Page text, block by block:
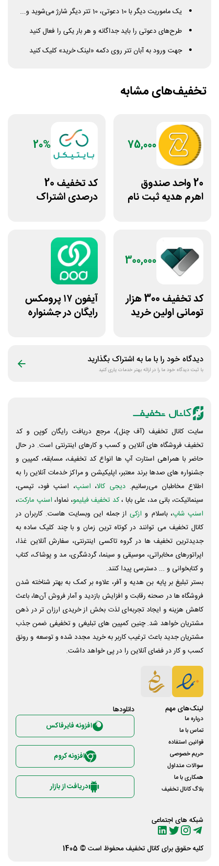
یک ماموریت دیگر با 10 دعوتی، 10 تتر دیگر شارژ می‌شوید و...
طرح‌های دعوتی را باید جداگانه و هر بار یکی را فعال کنید
جهت ورود به آبان تتر روی دکمه «لینک خرید» کلیک کنید
تخفیف‌های مشابه
75,000
20 واحد صندوق
اهرم هدیه ثبت نام
20%
کد تخفیف 20
درصدی اشتراک
300,000
کد تخفیف 300 هزار
تومانی اولین خرید
آیفون ۱۷ پرومکس
رایگان در جشنواره
دیدگاه خود را با ما به اشتراک بگذارید
با ثبت دیدگاه خود ما را در ارائه بهتر خدمات یاری کنید
سایت کانال تخفیف (آف چنل)، مرجع دریافت رایگان کوپن و کد
تخفیف فروشگاه های آنلاین و کسب و‌ کارهای اینترنتی است. در حال
حاضر با همراهی استارت آپ ها انواع کد تخفیف، مسابقه، کمپین و
جشنواره های صدها برند معتبر، اپلیکیشن و مراکز خدمات آنلاین را به
اطلاع مخاطبان می‌رسانیم. دیجی کالا، اسنپ، اسنپ فود، تپسی،
سینماتیکت، بانی مد، علی‌ بابا ،کد تخفیف فیلیمو، نماوا، اسنپ مارکت،
اسنپ شاپ، باسلام و ازکی از جمله این وبسایت ‌هاست. کاربران در
کانال تخفیف می توانند در کوتاه ترین زمان و با چند کلیک ساده به
جدیدترین تخفیف ها در گروه تاکسی اینترنتی، سفارش آنلاین غذا،
اپراتورهای مخابراتی، موسیقی و سینما، گردشگری، مد و پوشاک، کتاب
و کتابخوانی و ... دسترسی پیدا کنند.
بستر تبلیغ بر پایه بن هدیه و آفر، علاوه بر کمک به بهتر شناخته شدن
فروشگاه ها در صحنه رقابت و افزایش بازدید و آمار فروش آن‌ها، باعث
کاهش هزینه و ایجاد تجربه‌ای لذت بخش از خریدی ارزان تر در ذهن
مشتریان خواهد شد. چنین کمپین های تبلیغی و تخفیفی ضمن جذب
مشتریان جدید باعث ترغیب کاربر به خرید مجدد شده و توسعه و رونق
کسب و کار در فضای آنلاین را در پی خواهد داشت.
لینک‌های مهم
درباره ما
تماس با ما
قوانین استفاده
حریم خصوصی
سوالات متداول
همکاری با ما
بلاگ کانال تخفیف
شبکه های اجتماعی
دانلود‌ها
افزونه فایرفاکس
افزونه کروم
دریافت از بازار
کلیه حقوق برای کانال تخفیفمحفوظ است © 1405